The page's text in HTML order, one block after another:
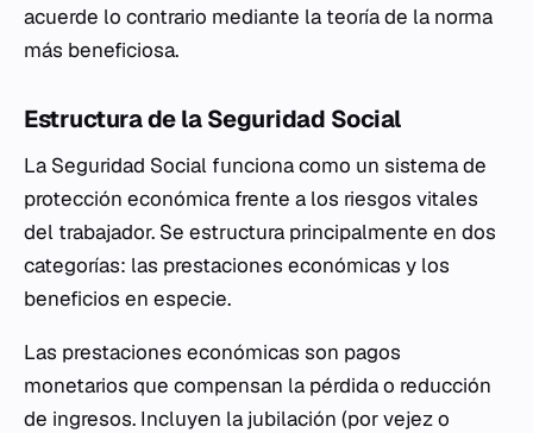
acuerde lo contrario mediante la teoría de la norma
más beneficiosa.
Estructura de la Seguridad Social
La Seguridad Social funciona como un sistema de
protección económica frente a los riesgos vitales
del trabajador. Se estructura principalmente en dos
categorías: las prestaciones económicas y los
beneficios en especie.
Las prestaciones económicas son pagos
monetarios que compensan la pérdida o reducción
de ingresos. Incluyen la jubilación (por vejez o